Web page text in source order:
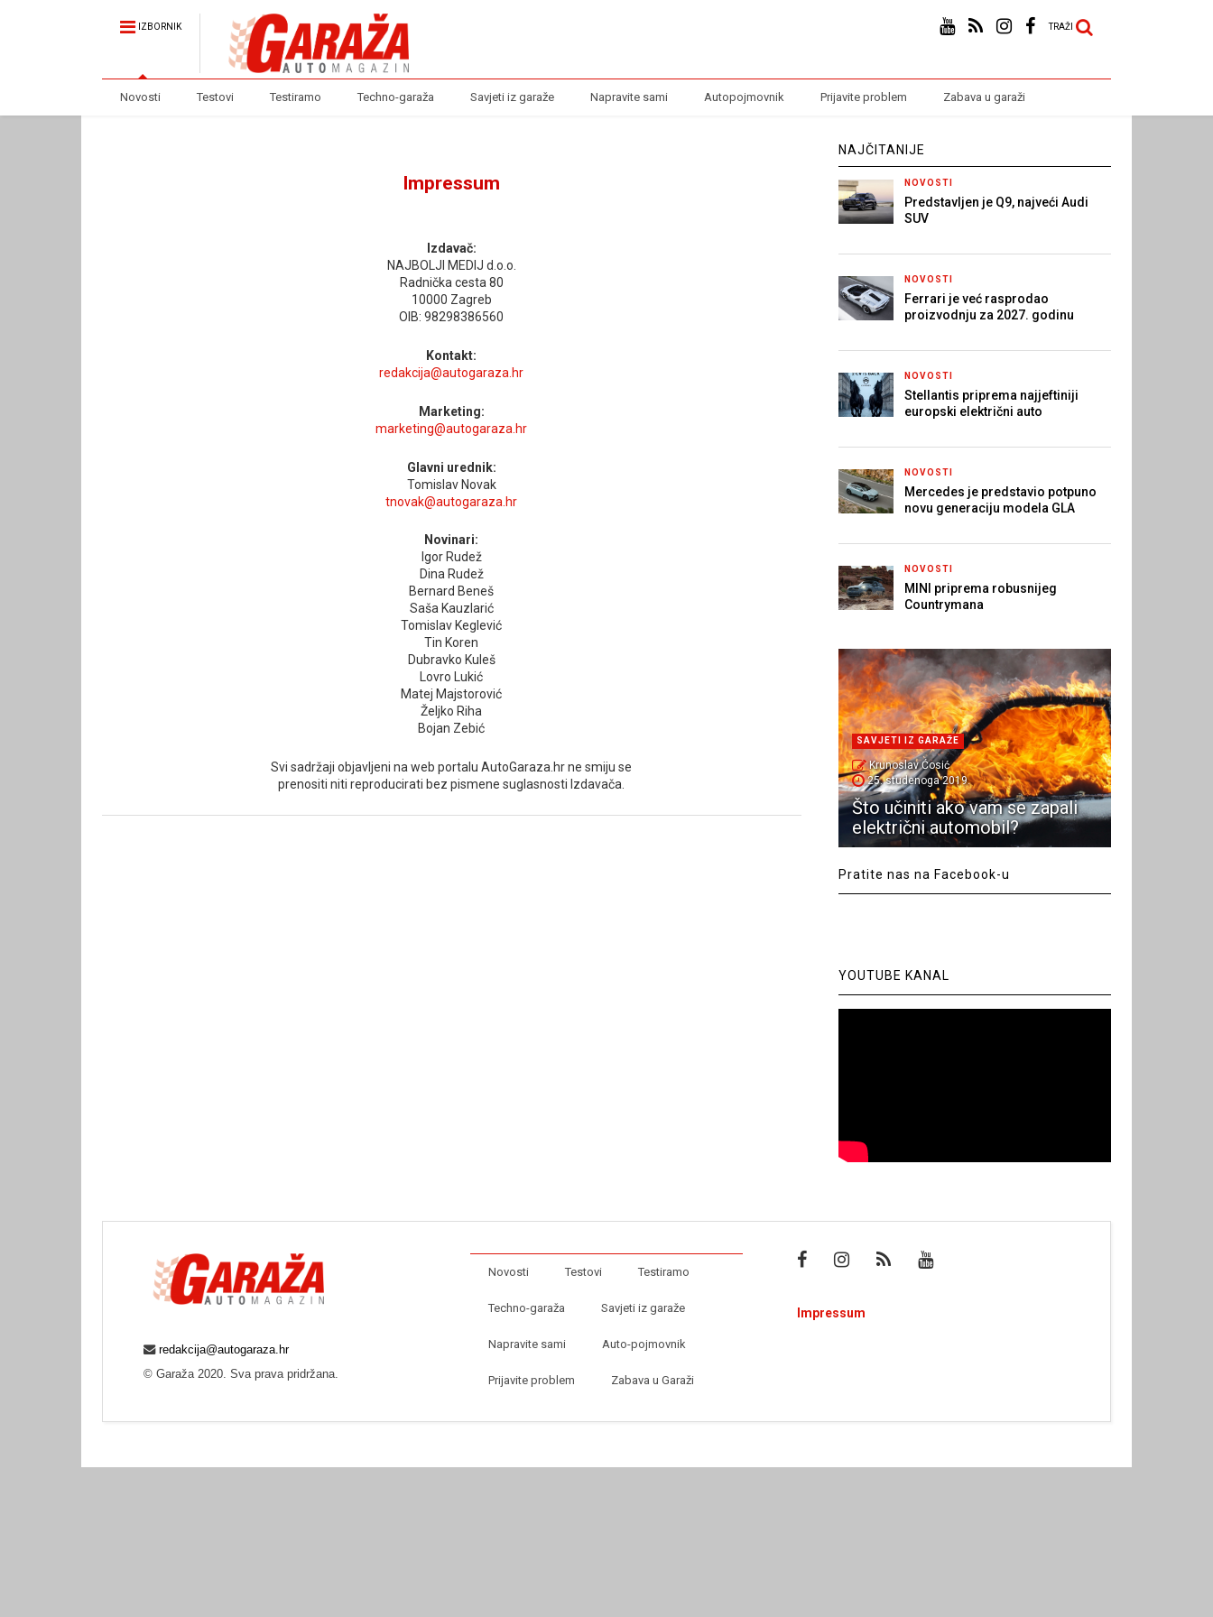
IZBORNIK TRAŽI
Novosti Testovi Testiramo Techno-garaža Savjeti iz garaže Napravite sami Autopojmovnik Prijavite problem Zabava u garaži
Impressum
Izdavač:
NAJBOLJI MEDIJ d.o.o.
Radnička cesta 80
10000 Zagreb
OIB: 98298386560
Kontakt:
redakcija@autogaraza.hr
Marketing:
marketing@autogaraza.hr
Glavni urednik:
Tomislav Novak
tnovak@autogaraza.hr
Novinari:
Igor Rudež
Dina Rudež
Bernard Beneš
Saša Kauzlarić
Tomislav Keglević
Tin Koren
Dubravko Kuleš
Lovro Lukić
Matej Majstorović
Željko Riha
Bojan Zebić
Svi sadržaji objavljeni na web portalu AutoGaraza.hr ne smiju se
prenositi niti reproducirati bez pismene suglasnosti Izdavača.
NAJČITANIJE
NOVOSTI
Predstavljen je Q9, najveći Audi
SUV
NOVOSTI
Ferrari je već rasprodao
proizvodnju za 2027. godinu
NOVOSTI
Stellantis priprema najjeftiniji
europski električni auto
NOVOSTI
Mercedes je predstavio potpuno
novu generaciju modela GLA
NOVOSTI
MINI priprema robusnijeg
Countrymana
SAVJETI IZ GARAŽE
Krunoslav Ćosić
25. studenoga 2019.
Što učiniti ako vam se zapali
električni automobil?
Pratite nas na Facebook-u
YOUTUBE KANAL
redakcija@autogaraza.hr
© Garaža 2020. Sva prava pridržana.
Novosti Testovi Testiramo
Techno-garaža Savjeti iz garaže
Napravite sami Auto-pojmovnik
Prijavite problem Zabava u Garaži
Impressum